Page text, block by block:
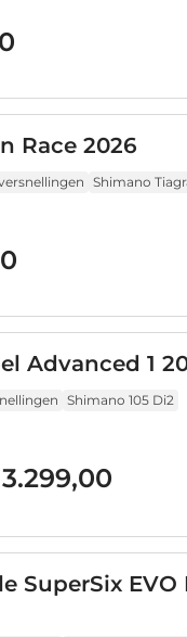
Race 2026
Shimano
Advanced 1
Shimano 105 Di2
SuperSix EVO